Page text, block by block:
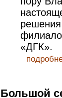
«ДГК».
Большой